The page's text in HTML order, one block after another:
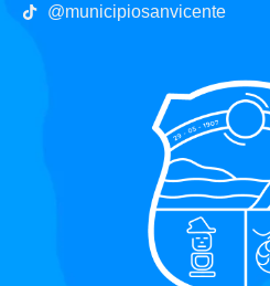
@municipiosanvicente